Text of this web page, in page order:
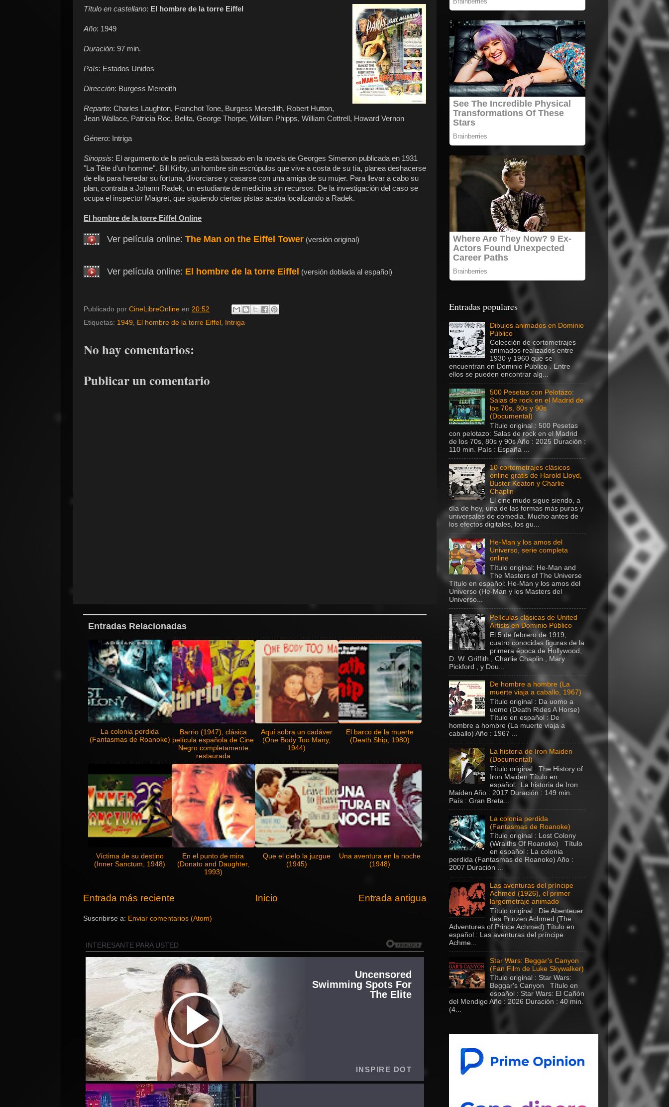
Título en castellano: El hombre de la torre Eiffel
Año: 1949
Duración: 97 min.
País: Estados Unidos
Dirección: Burgess Meredith
Reparto: Charles Laughton, Franchot Tone, Burgess Meredith, Robert Hutton,
Jean Wallace, Patricia Roc, Belita, George Thorpe, William Phipps, William Cottrell, Howard Vernon
Género: Intriga
Sinopsis: El argumento de la película está basado en la novela de Georges Simenon publicada en 1931
"La Tête d'un homme". Bill Kirby, un hombre sin escrúpulos que vive a costa de su tía, planea deshacerse
de ella para heredar su fortuna, divorciarse y casarse con una amiga de su mujer. Para llevar a cabo su
plan, contrata a Johann Radek, un estudiante de medicina sin recursos. De la investigación del caso se
ocupa el inspector Maigret, que siguiendo ciertas pistas acaba localizando a Radek.
El hombre de la torre Eiffel Online
Ver película online: The Man on the Eiffel Tower(versión original)
Ver película online: El hombre de la torre Eiffel (versión doblada al español)
Publicado por CineLibreOnline en 20:52
Etiquetas: 1949, El hombre de la torre Eiffel , Intriga
No hay comentarios:
Publicar un comentario
Entradas Relacionadas
La colonia perdida
(Fantasmas de Roanoke)
Barrio (1947), clásica
película española de Cine
Negro completamente
restaurada
Aquí sobra un cadáver
(One Body Too Many,
1944)
El barco de la muerte
(Death Ship, 1980)
Víctima de su destino
(Inner Sanctum, 1948)
En el punto de mira
(Donato and Daughter,
1993)
Que el cielo la juzgue
(1945)
Una aventura en la noche
(1948)
Entrada más reciente Entrada antigua
Inicio
Suscribirse a: Enviar comentarios (Atom)
Entradas populares
Dibujos animados en Dominio
Público
Colección de cortometrajes
animados realizados entre
1930 y 1960 que se
encuentran en Dominio Público . Entre
ellos se pueden encontrar alg...
500 Pesetas con Pelotazo:
Salas de rock en el Madrid de
los 70s, 80s y 90s
(Documental)
Título original : 500 Pesetas
con pelotazo: Salas de rock en el Madrid
de los 70s, 80s y 90s Año : 2025 Duración :
110 min. País : España ...
10 cortometrajes clásicos
online gratis de Harold Lloyd,
Buster Keaton y Charlie
Chaplin
El cine mudo sigue siendo, a
día de hoy, una de las formas más puras y
universales de comedia. Mucho antes de
los efectos digitales, los gu...
He-Man y los amos del
Universo, serie completa
online
Título original: He-Man and
The Masters of The Universe
Título en español: He-Man y los amos del
Universo (He-Man y los Masters del
Universo...
Películas clásicas de United
Artists en Dominio Público
El 5 de febrero de 1919,
cuatro conocidas figuras de la
primera época de Hollywood,
D. W. Griffith , Charlie Chaplin , Mary
Pickford , y Dou...
De hombre a hombre (La
muerte viaja a caballo, 1967)
Título original : Da uomo a
uomo (Death Rides A Horse)
Título en español : De
hombre a hombre (La muerte viaja a
caballo) Año : 1967 ...
La historia de Iron Maiden
(Documental)
Título original : The History of
Iron Maiden Título en
español: La historia de Iron
Maiden Año : 2017 Duración : 149 min.
País : Gran Breta...
La colonia perdida
(Fantasmas de Roanoke)
Título original : Lost Colony
(Wraiths Of Roanoke) Título
en español : La colonia
perdida (Fantasmas de Roanoke) Año :
2007 Duración ...
Las aventuras del príncipe
Achmed (1926), el primer
largometraje animado
Título original : Die Abenteuer
des Prinzen Achmed (The
Adventures of Prince Achmed) Título en
español : Las aventuras del príncipe
Achme...
Star Wars: Beggar's Canyon
(Fan Film de Luke Skywalker)
Título original : Star Wars:
Beggar's Canyon Título en
español : Star Wars: El Cañón
del Mendigo Año : 2026 Duración : 40 min.
(4...